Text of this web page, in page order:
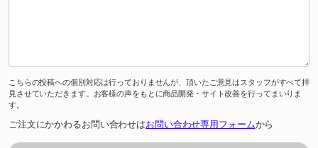
こちらの投稿への個別対応は行っておりませんが、頂いたご意見はスタッフがすべて拝
見させていただきます。お客様の声をもとに商品開発・サイト改善を行ってまいりま
す。
ご注文にかかわるお問い合わせはお問い合わせ専用フォームから